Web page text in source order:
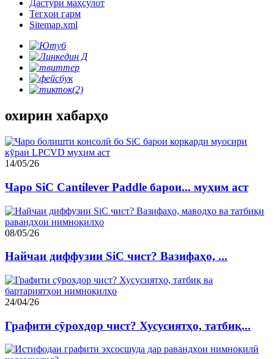
Дастури маҳсулот
Тегҳои гарм
Sitemap.xml
охирин хабарҳо
14/05/26
Чаро SiC Cantilever Paddle барои... муҳим аст
08/05/26
Найчаи диффузии SiC чист? Вазифаҳо, ...
24/04/26
Графити сӯрохдор чист? Хусусиятҳо, татбиқ...